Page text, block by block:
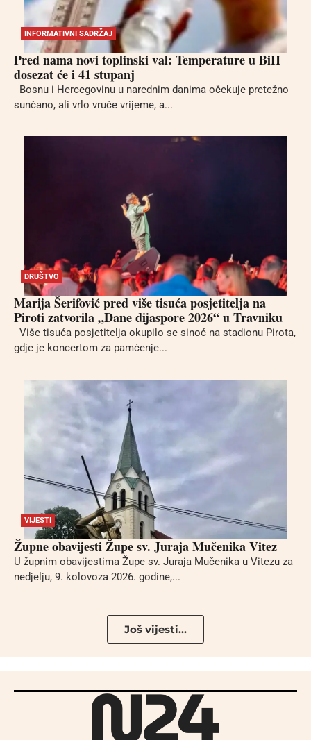
INFORMATIVNI SADRŽAJ
Pred nama novi toplinski val: Temperature u BiH
dosezat će i 41 stupanj
Bosnu i Hercegovinu u narednim danima očekuje pretežno
sunčano, ali vrlo vruće vrijeme, a...
DRUŠTVO
Marija Šerifović pred više tisuća posjetitelja na
Piroti zatvorila „Dane dijaspore 2026“ u Travniku
Više tisuća posjetitelja okupilo se sinoć na stadionu Pirota,
gdje je koncertom za pamćenje...
VIJESTI
Župne obavijesti Župe sv. Juraja Mučenika Vitez
U župnim obavijestima Župe sv. Juraja Mučenika u Vitezu za
nedjelju, 9. kolovoza 2026. godine,...
Još vijesti...